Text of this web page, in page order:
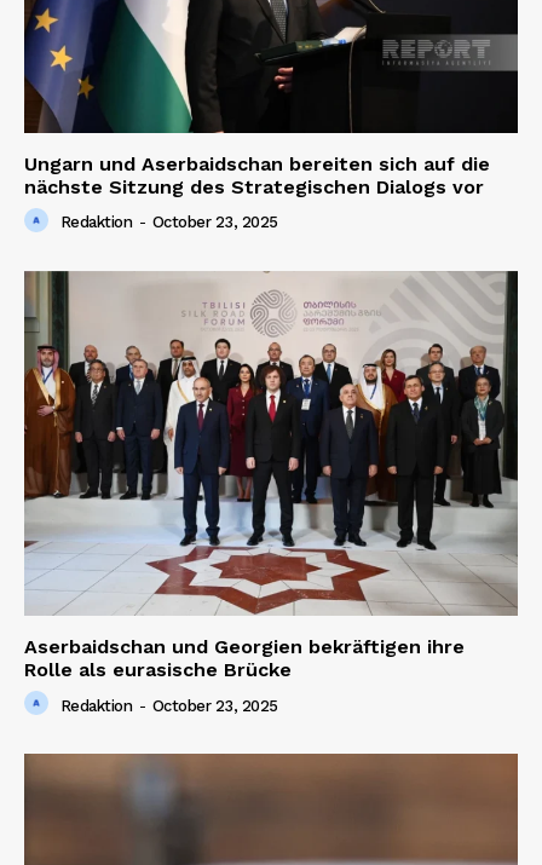
Ungarn und Aserbaidschan bereiten sich auf die
nächste Sitzung des Strategischen Dialogs vor
Redaktion - October 23, 2025
Aserbaidschan und Georgien bekräftigen ihre
Rolle als eurasische Brücke
Redaktion - October 23, 2025